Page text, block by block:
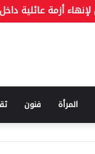
المرأة فنون